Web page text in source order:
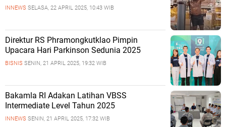
INNEWS SELASA, 22 APRIL 2025, 10:43 WIB
Direktur RS Phramongkutklao Pimpin
Upacara Hari Parkinson Sedunia 2025
BISNIS SENIN, 21 APRIL 2025, 19:32 WIB
Bakamla RI Adakan Latihan VBSS
Intermediate Level Tahun 2025
INNEWS SENIN, 21 APRIL 2025, 17:32 WIB